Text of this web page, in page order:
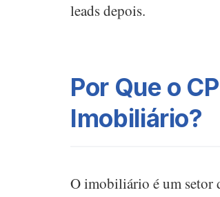
leads depois.
Por Que o
Imobiliário?
O imobiliário é um setor